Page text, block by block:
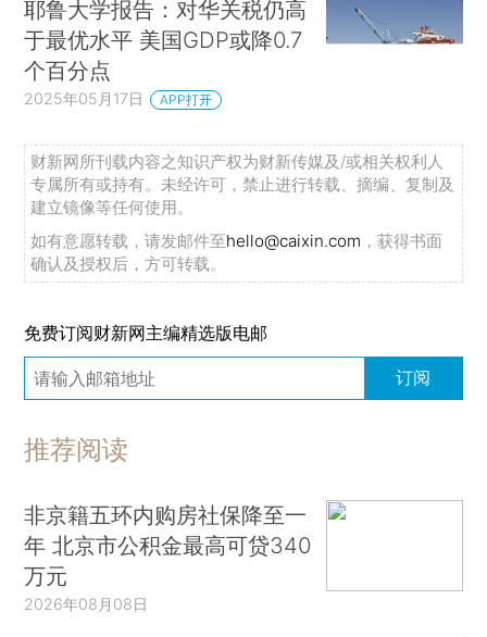
耶鲁大学报告：对华关税仍高
于最优水平 美国GDP或降0.7
个百分点
2025年05月17日 APP打开
财新网所刊载内容之知识产权为财新传媒及/或相关权利人
专属所有或持有。未经许可，禁止进行转载、摘编、复制及
建立镜像等任何使用。
如有意愿转载，请发邮件至hello@caixin.com ，获得书面
确认及授权后，方可转载。
免费订阅财新网主编精选版电邮
订阅
推荐阅读
非京籍五环内购房社保降至一
年 北京市公积金最高可贷340
万元
2026年08月08日